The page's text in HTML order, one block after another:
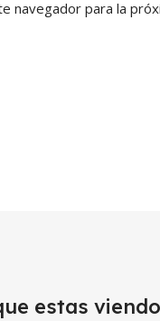
para la
estas viendo